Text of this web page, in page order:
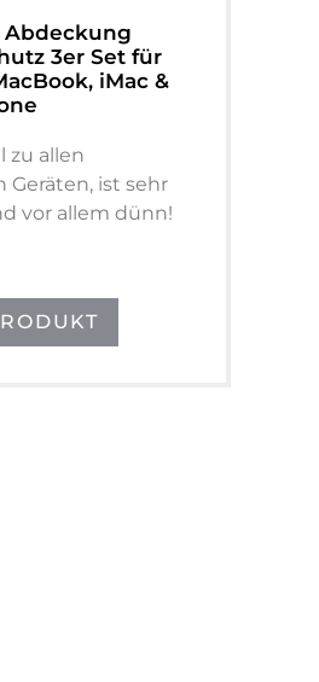
Abdeckung
3er Set für
iMac &
zu allen
Geräten, ist sehr
vor allem dünn!